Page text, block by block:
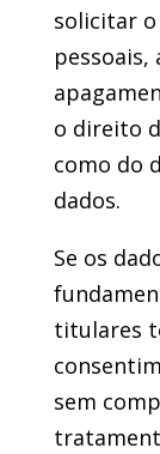
solicitar o
pessoais,
o direito
como do
dados.
Se os
titulares
sem